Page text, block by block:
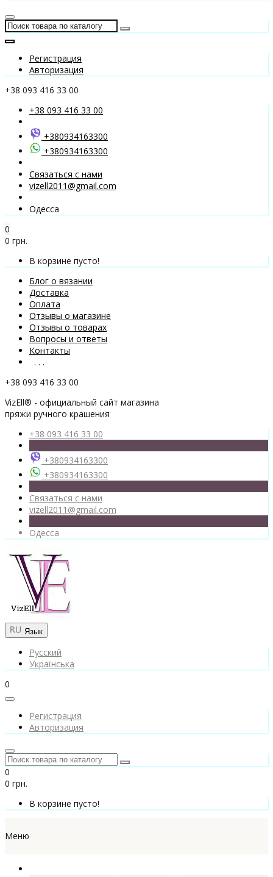
Регистрация
Авторизация
+38 093 416 33 00
+38 093 416 33 00
+380934163300
+380934163300
Связаться с нами
vizell2011@gmail.com
Одесса
0
0 грн.
В корзине пусто!
Блог о вязании
Доставка
Оплата
Отзывы о магазине
Отзывы о товарах
Вопросы и ответы
Контакты
. . .
+38 093 416 33 00
VizEll® - официальный сайт магазина
пряжи ручного крашения
+38 093 416 33 00
+380934163300
+380934163300
Связаться с нами
vizell2011@gmail.com
Одесса
Язык
Русский
Українська
0
Регистрация
Авторизация
0
0 грн.
В корзине пусто!
Меню